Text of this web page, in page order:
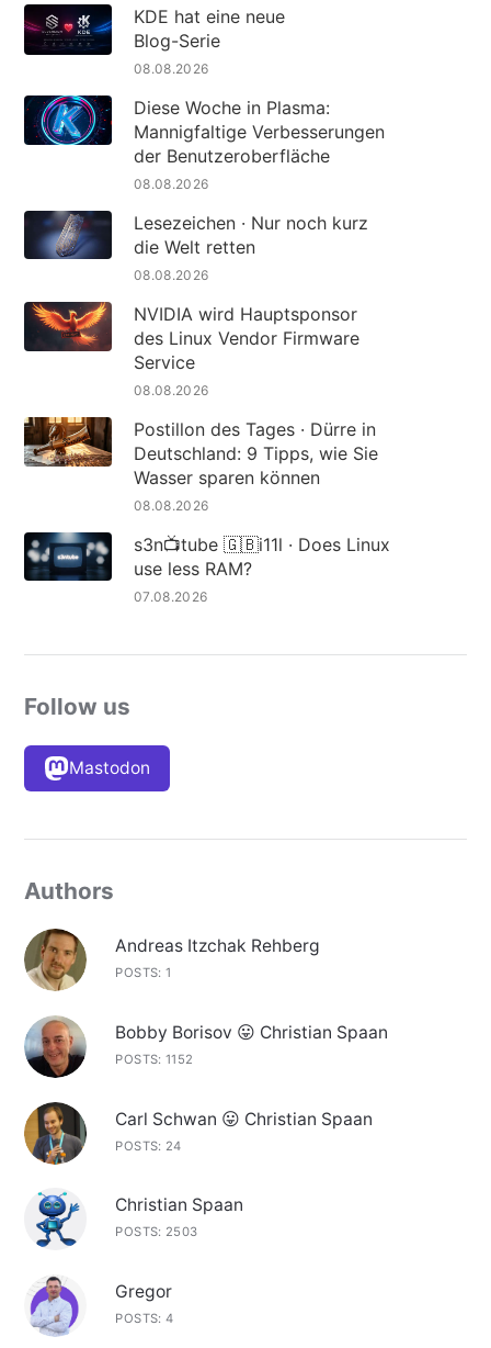
KDE hat eine neue
Blog-Serie
08.08.2026
Diese Woche in Plasma:
Mannigfaltige Verbesserungen
der Benutzeroberfläche
08.08.2026
Lesezeichen · Nur noch kurz
die Welt retten
08.08.2026
NVIDIA wird Hauptsponsor
des Linux Vendor Firmware
Service
08.08.2026
Postillon des Tages · Dürre in
Deutschland: 9 Tipps, wie Sie
Wasser sparen können
08.08.2026
s3n📺tube 🇬🇧i11l · Does Linux
use less RAM?
07.08.2026
Follow us
Mastodon
Authors
Andreas Itzchak Rehberg
POSTS: 1
Bobby Borisov 😛 Christian Spaan
POSTS: 1152
Carl Schwan 😛 Christian Spaan
POSTS: 24
Christian Spaan
POSTS: 2503
Gregor
POSTS: 4